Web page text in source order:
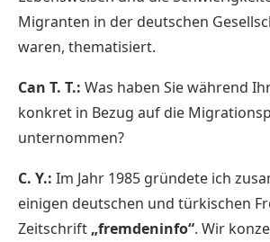
Migranten in der deutschen
waren, thematisiert.
Can T. T.: Was haben Sie während
konkret in Bezug auf die
unternommen?
C. Y.: Im Jahr 1985 gründete ich
einigen deutschen und türkischen
Zeitschrift „fremdeninfo“. Wir